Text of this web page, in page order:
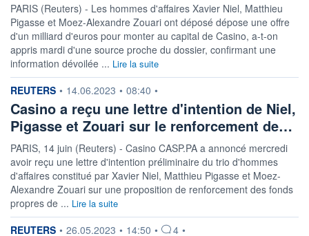
PARIS (Reuters) - Les hommes d'affaires Xavier Niel, Matthieu
Pigasse et Moez-Alexandre Zouari ont déposé dépose une offre
d'un milliard d'euros pour monter au capital de Casino, a-t-on
appris mardi d'une source proche du dossier, confirmant une
information dévoilée ... Lire la suite
information fournie par
REUTERS • 14.06.2023 • 08:40 •
Casino a reçu une lettre d'intention de Niel,
Pigasse et Zouari sur le renforcement de…
PARIS, 14 juin (Reuters) - Casino CASP.PA a annoncé mercredi
avoir reçu une lettre d'intention préliminaire du trio d'hommes
d'affaires constitué par Xavier Niel, Matthieu Pigasse et Moez-
Alexandre Zouari sur une proposition de renforcement des fonds
propres de ... Lire la suite
information fournie par
REUTERS • 26.05.2023 • 14:50 • 4 •